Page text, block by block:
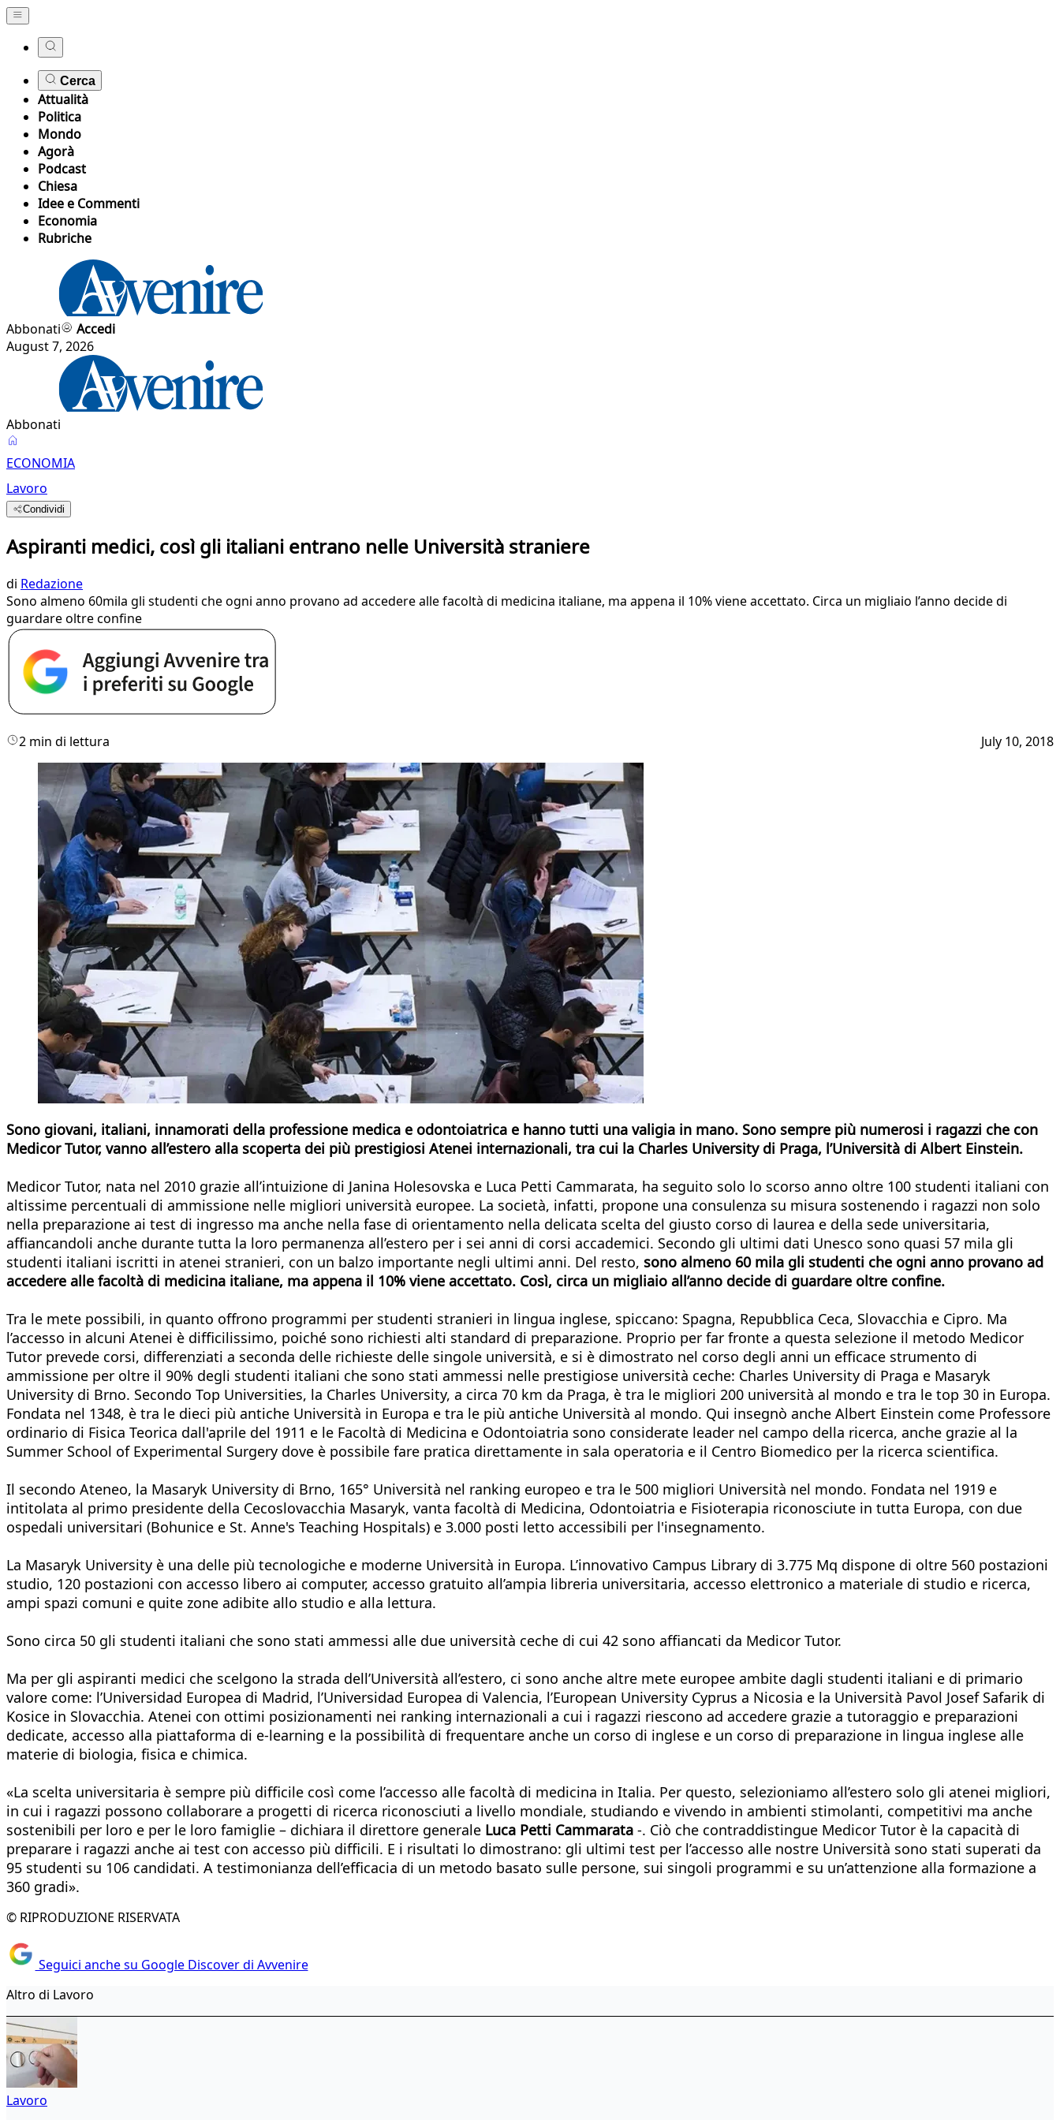
Cerca
Attualità
Politica
Mondo
Agorà
Podcast
Chiesa
Idee e Commenti
Economia
Rubriche
Abbonati
Accedi
August 7, 2026
Abbonati
ECONOMIA
Lavoro
Condividi
Aspiranti medici, così gli italiani entrano nelle Università straniere
di Redazione
Sono almeno 60mila gli studenti che ogni anno provano ad accedere alle facoltà di medicina italiane, ma appena il 10% viene accettato. Circa un migliaio l’anno decide di
guardare oltre confine
2 min di lettura July 10, 2018
Sono giovani, italiani, innamorati della professione medica e odontoiatrica e hanno tutti una valigia in mano. Sono sempre più numerosi i ragazzi che con
Medicor Tutor, vanno all’estero alla scoperta dei più prestigiosi Atenei internazionali, tra cui la Charles University di Praga, l’Università di Albert Einstein.
Medicor Tutor, nata nel 2010 grazie all’intuizione di Janina Holesovska e Luca Petti Cammarata, ha seguito solo lo scorso anno oltre 100 studenti italiani con
altissime percentuali di ammissione nelle migliori università europee. La società, infatti, propone una consulenza su misura sostenendo i ragazzi non solo
nella preparazione ai test di ingresso ma anche nella fase di orientamento nella delicata scelta del giusto corso di laurea e della sede universitaria,
affiancandoli anche durante tutta la loro permanenza all’estero per i sei anni di corsi accademici. Secondo gli ultimi dati Unesco sono quasi 57 mila gli
studenti italiani iscritti in atenei stranieri, con un balzo importante negli ultimi anni. Del resto, sono almeno 60 mila gli studenti che ogni anno provano ad
accedere alle facoltà di medicina italiane, ma appena il 10% viene accettato. Così, circa un migliaio all’anno decide di guardare oltre confine.
Tra le mete possibili, in quanto offrono programmi per studenti stranieri in lingua inglese, spiccano: Spagna, Repubblica Ceca, Slovacchia e Cipro. Ma
l’accesso in alcuni Atenei è difficilissimo, poiché sono richiesti alti standard di preparazione. Proprio per far fronte a questa selezione il metodo Medicor
Tutor prevede corsi, differenziati a seconda delle richieste delle singole università, e si è dimostrato nel corso degli anni un efficace strumento di
ammissione per oltre il 90% degli studenti italiani che sono stati ammessi nelle prestigiose università ceche: Charles University di Praga e Masaryk
University di Brno. Secondo Top Universities, la Charles University, a circa 70 km da Praga, è tra le migliori 200 università al mondo e tra le top 30 in Europa.
Fondata nel 1348, è tra le dieci più antiche Università in Europa e tra le più antiche Università al mondo. Qui insegnò anche Albert Einstein come Professore
ordinario di Fisica Teorica dall'aprile del 1911 e le Facoltà di Medicina e Odontoiatria sono considerate leader nel campo della ricerca, anche grazie al la
Summer School of Experimental Surgery dove è possibile fare pratica direttamente in sala operatoria e il Centro Biomedico per la ricerca scientifica.
Il secondo Ateneo, la Masaryk University di Brno, 165° Università nel ranking europeo e tra le 500 migliori Università nel mondo. Fondata nel 1919 e
intitolata al primo presidente della Cecoslovacchia Masaryk, vanta facoltà di Medicina, Odontoiatria e Fisioterapia riconosciute in tutta Europa, con due
ospedali universitari (Bohunice e St. Anne's Teaching Hospitals) e 3.000 posti letto accessibili per l'insegnamento.
La Masaryk University è una delle più tecnologiche e moderne Università in Europa. L’innovativo Campus Library di 3.775 Mq dispone di oltre 560 postazioni
studio, 120 postazioni con accesso libero ai computer, accesso gratuito all’ampia libreria universitaria, accesso elettronico a materiale di studio e ricerca,
ampi spazi comuni e quite zone adibite allo studio e alla lettura.
Sono circa 50 gli studenti italiani che sono stati ammessi alle due università ceche di cui 42 sono affiancati da Medicor Tutor.
Ma per gli aspiranti medici che scelgono la strada dell’Università all’estero, ci sono anche altre mete europee ambite dagli studenti italiani e di primario
valore come: l’Universidad Europea di Madrid, l’Universidad Europea di Valencia, l’European University Cyprus a Nicosia e la Università Pavol Josef Safarik di
Kosice in Slovacchia. Atenei con ottimi posizionamenti nei ranking internazionali a cui i ragazzi riescono ad accedere grazie a tutoraggio e preparazioni
dedicate, accesso alla piattaforma di e-learning e la possibilità di frequentare anche un corso di inglese e un corso di preparazione in lingua inglese alle
materie di biologia, fisica e chimica.
«La scelta universitaria è sempre più difficile così come l’accesso alle facoltà di medicina in Italia. Per questo, selezioniamo all’estero solo gli atenei migliori,
in cui i ragazzi possono collaborare a progetti di ricerca riconosciuti a livello mondiale, studiando e vivendo in ambienti stimolanti, competitivi ma anche
sostenibili per loro e per le loro famiglie – dichiara il direttore generale Luca Petti Cammarata -. Ciò che contraddistingue Medicor Tutor è la capacità di
preparare i ragazzi anche ai test con accesso più difficili. E i risultati lo dimostrano: gli ultimi test per l’accesso alle nostre Università sono stati superati da
95 studenti su 106 candidati. A testimonianza dell’efficacia di un metodo basato sulle persone, sui singoli programmi e su un’attenzione alla formazione a
360 gradi».
© RIPRODUZIONE RISERVATA
Seguici anche su Google Discover di Avvenire
Altro di Lavoro
Lavoro